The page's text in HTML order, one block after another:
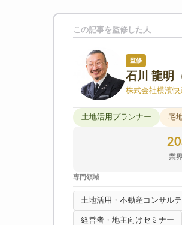
この記事を監修した人
監修
石川 龍明
株式会社横濱
土地活用プランナー 宅
20
業
専門領域
土地活用・不動産コンサル
経営者・地主向けセミナー